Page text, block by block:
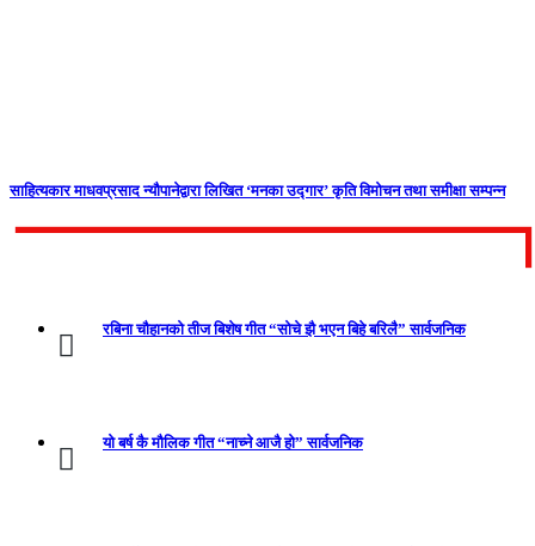
साहित्यकार माधवप्रसाद न्यौपानेद्वारा लिखित ‘मनका उद्गार’ कृति विमोचन तथा समीक्षा सम्पन्न
रबिना चौहानको तीज बिशेष गीत “सोचे झै भएन बिहे बरिलै” सार्वजनिक
यो बर्ष कै मौलिक गीत “नाच्ने आजै हो” सार्वजनिक